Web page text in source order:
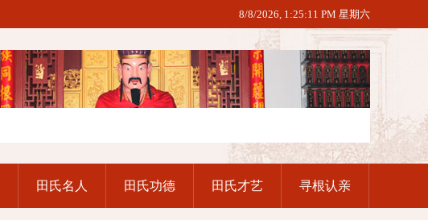
8/8/2026, 1:25:12 PM 星期六
田氏名人 田氏功德 田氏才艺 寻根认亲